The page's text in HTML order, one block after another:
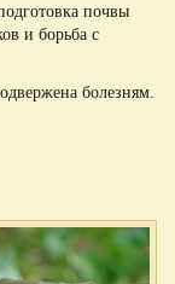
почвы
и борьба с
болезням.